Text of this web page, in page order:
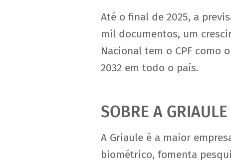
Até o final de 2025, a
mil documentos, um
Nacional tem o CPF
2032 em todo o país.
SOBRE A GRIAULE
A Griaule é a maior
biométrico, fomenta